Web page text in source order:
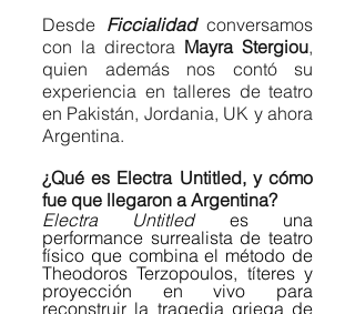
Desde Ficcialidad conversamos
con la directora Mayra Stergiou,
quien además nos contó su
experiencia en talleres de teatro
en Pakistán, Jordania, UK y ahora
Argentina.
¿Qué es Electra Untitled, y cómo
fue que llegaron a Argentina?
Electra Untitled es una
performance surrealista de teatro
físico que combina el método de
Theodoros Terzopoulos, títeres y
proyección en vivo para